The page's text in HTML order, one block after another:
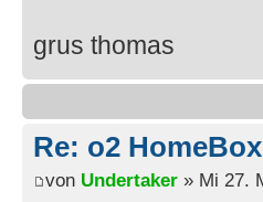
grus thomas
Re: o2
von Undertaker » Mi 27.